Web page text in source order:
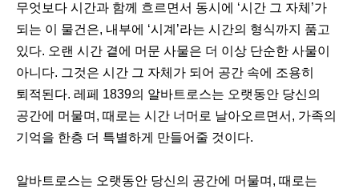
무엇보다 시간과 함께 흐르면서 동시에 ‘시간 그 자체’가
되는 이 물건은, 내부에 ‘시계’라는 시간의 형식까지 품고
있다. 오랜 시간 곁에 머문 사물은 더 이상 단순한 사물이
아니다. 그것은 시간 그 자체가 되어 공간 속에 조용히
퇴적된다. 레페 1839의 알바트로스는 오랫동안 당신의
공간에 머물며, 때로는 시간 너머로 날아오르면서, 가족의
기억을 한층 더 특별하게 만들어줄 것이다.
이
다
알바트로스는 오랫동안 당신의 공간에 머물며, 때로는